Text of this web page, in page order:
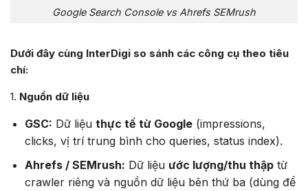
Google Search Console vs Ahrefs SEMrush
Dưới đây cùng InterDigi so sánh các công cụ theo tiêu
chí:
1. Nguồn dữ liệu
GSC: Dữ liệu thực tế từ Google(impressions,
clicks, vị trí trung bình cho queries, status index).
Ahrefs / SEMrush: Dữ liệu ước lượng/thu thậptừ
crawler riêng và nguồn dữ liệu bên thứ ba (dùng để